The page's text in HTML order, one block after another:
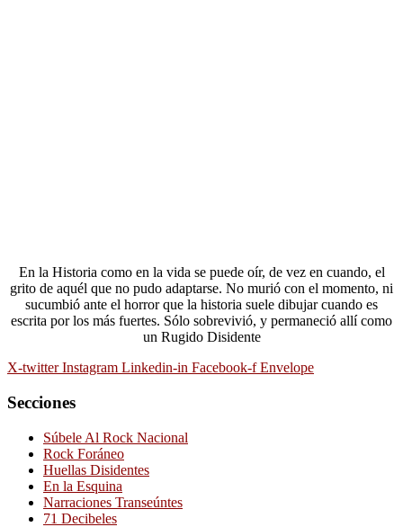
En la Historia como en la vida se puede oír, de vez en cuando, el
grito de aquél que no pudo adaptarse. No murió con el momento, ni
sucumbió ante el horror que la historia suele dibujar cuando es
escrita por los más fuertes. Sólo sobrevivió, y permaneció allí como
un Rugido Disidente
X-twitter Instagram Linkedin-in Facebook-f Envelope
Secciones
Súbele Al Rock Nacional
Rock Foráneo
Huellas Disidentes
En la Esquina
Narraciones Transeúntes
71 Decibeles